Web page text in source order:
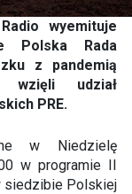
wyemituje
Polska Rada
z pandemią
wzięli udział
PRE.
w Niedzielę
w programie II
siedzibie Polskiej